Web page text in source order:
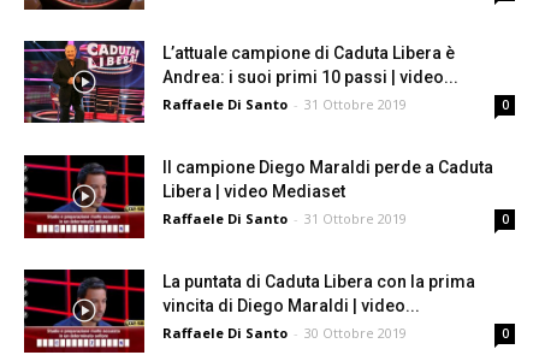
L’attuale campione di Caduta Libera è
Andrea: i suoi primi 10 passi | video...
Raffaele Di Santo - 31 Ottobre 2019 0
Il campione Diego Maraldi perde a Caduta
Libera | video Mediaset
Raffaele Di Santo - 31 Ottobre 2019 0
La puntata di Caduta Libera con la prima
vincita di Diego Maraldi | video...
Raffaele Di Santo - 30 Ottobre 2019 0